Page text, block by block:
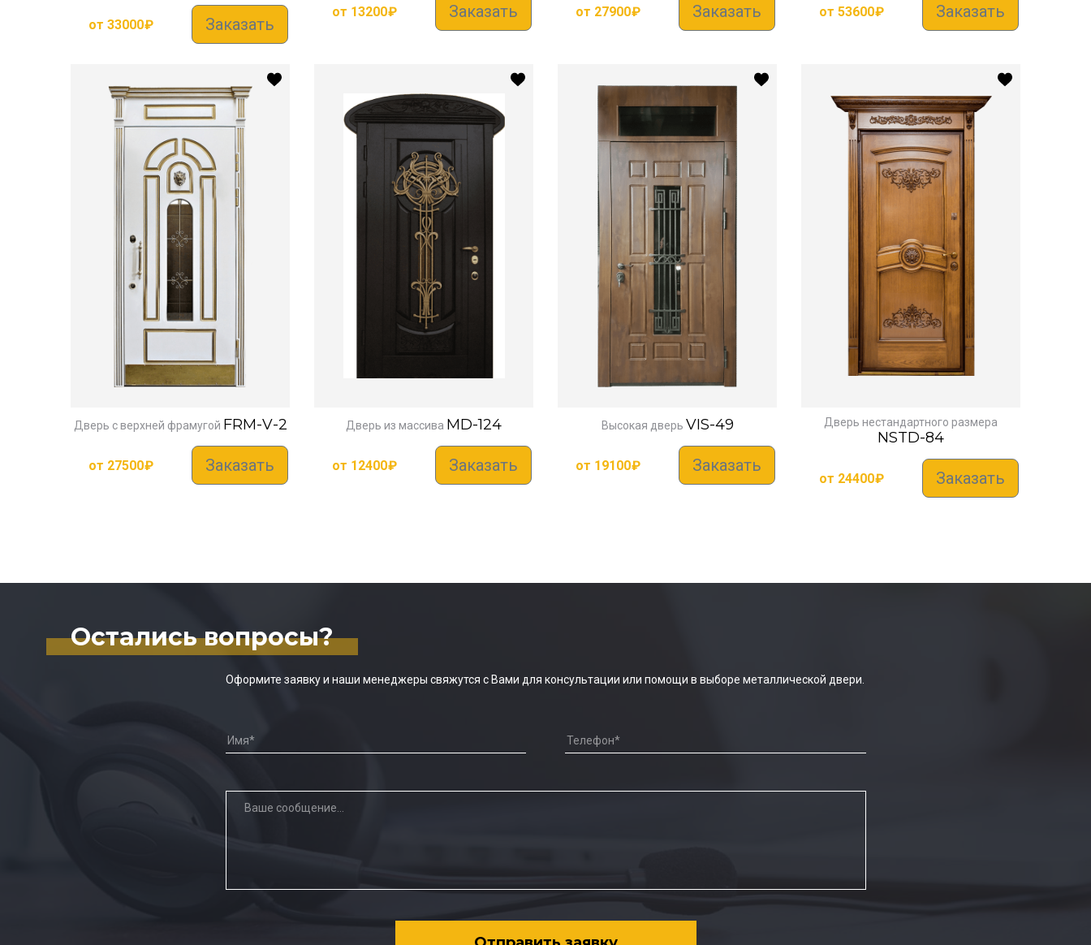
от 33000₽ Заказать
от 13200₽ Заказать от 27900₽ Заказать от 53600₽ Заказать
Дверь с верхней фрамугой FRM-V-2
от 27500₽ Заказать
Дверь из массива MD-124
от 12400₽ Заказать
Высокая дверь VIS-49
от 19100₽ Заказать
Дверь нестандартного размера
NSTD-84
от 24400₽ Заказать
Остались вопросы?
Оформите заявку и наши менеджеры свяжутся с Вами для консультации или помощи в выборе металлической двери.